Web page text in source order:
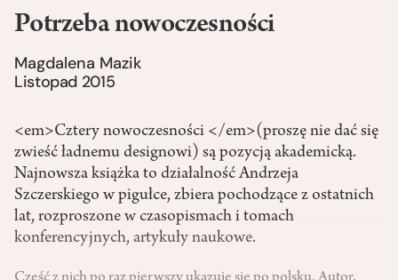
Potrzeba nowoczesności
Magdalena Mazik
Listopad 2015
<em>Cztery nowoczesności </em>(proszę nie dać się
zwieść ładnemu designowi) są pozycją akademicką.
Najnowsza książka to działalność Andrzeja
Szczerskiego w pigułce, zbiera pochodzące z ostatnich
lat, rozproszone w czasopismach i tomach
konferencyjnych, artykuły naukowe.